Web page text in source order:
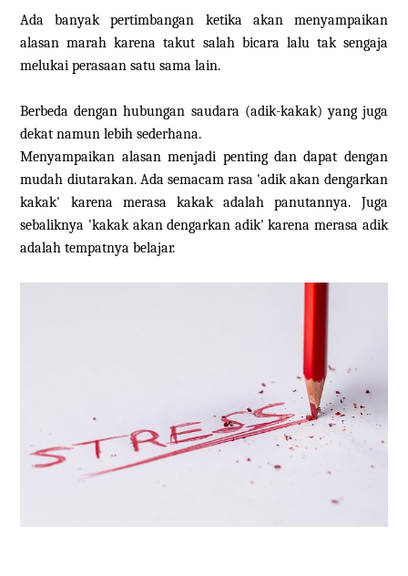
Ada banyak pertimbangan ketika akan menyampaikan
alasan marah karena takut salah bicara lalu tak sengaja
melukai perasaan satu sama lain.
Berbeda dengan hubungan saudara (adik-kakak) yang juga
dekat namun lebih sederhana.
Menyampaikan alasan menjadi penting dan dapat dengan
mudah diutarakan. Ada semacam rasa 'adik akan dengarkan
kakak' karena merasa kakak adalah panutannya. Juga
sebaliknya 'kakak akan dengarkan adik' karena merasa adik
adalah tempatnya belajar.